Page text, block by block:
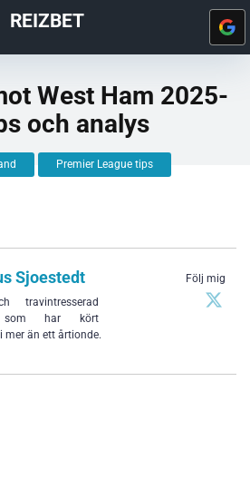
REIZBET
West Ham 2025-
och analys
Premier League tips
Följ mig
Sjoestedt
travintresserad
som har kört
mer än ett årtionde.